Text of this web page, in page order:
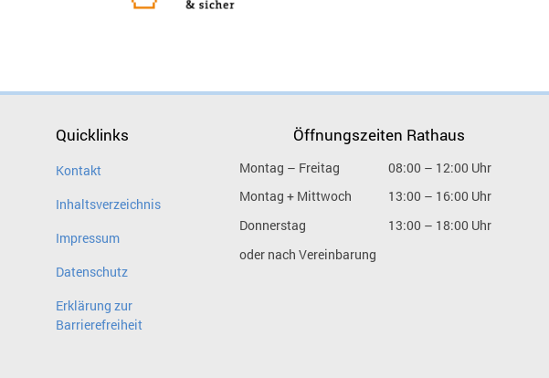
Quicklinks
Kontakt
Inhaltsverzeichnis
Impressum
Datenschutz
Erklärung zur
Barrierefreiheit
Öffnungszeiten Rathaus
Montag – Freitag
08:00 – 12:00 Uhr
Montag + Mittwoch
13:00 – 16:00 Uhr
Donnerstag
13:00 – 18:00 Uhr
oder nach Vereinbarung